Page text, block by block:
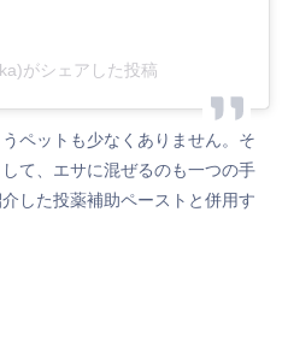
がシェアした投稿
ペットも少なくありません。そ
て、エサに混ぜるのも一つの手
した投薬補助ペーストと併用す